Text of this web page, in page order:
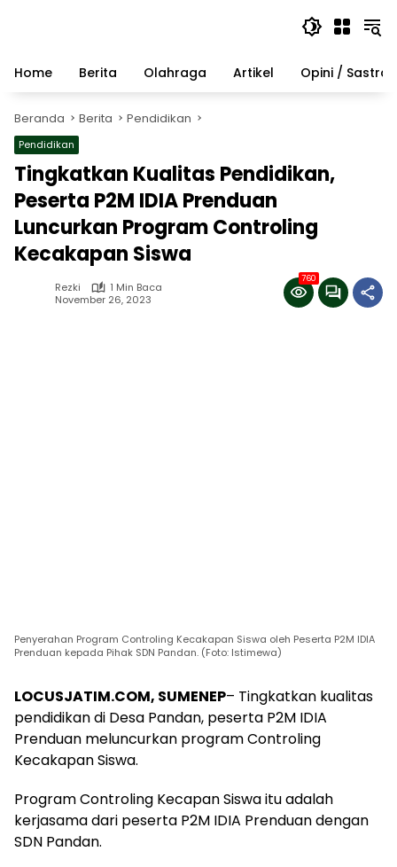
Home
Berita Olahraga Artikel Opini / Sastra
Beranda Berita Pendidikan
Pendidikan
Tingkatkan Kualitas Pendidikan,
Peserta P2M IDIA Prenduan
Luncurkan Program Controling
Kecakapan Siswa
Rezki
1 Min Baca
November 26, 2023
760
Penyerahan Program Controling Kecakapan Siswa oleh Peserta P2M IDIA
Prenduan kepada Pihak SDN Pandan. (Foto: Istimewa)
LOCUSJATIM.COM, SUMENEP– Tingkatkan kualitas
pendidikan di Desa Pandan, peserta P2M IDIA
Prenduan meluncurkan program Controling
Kecakapan Siswa.
Program Controling Kecapan Siswa itu adalah
kerjasama dari peserta P2M IDIA Prenduan dengan
SDN Pandan.